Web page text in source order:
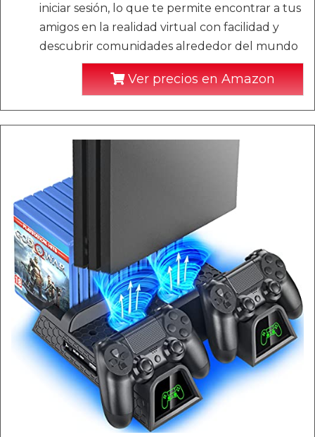
iniciar sesión, lo que te permite encontrar a tus
amigos en la realidad virtual con facilidad y
descubrir comunidades alrededor del mundo
Ver precios en Amazon